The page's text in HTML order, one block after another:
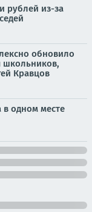
рублей из-за
обновило
школьников,
Кравцов
одном месте